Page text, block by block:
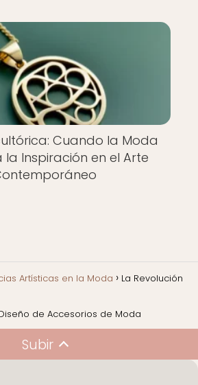
Cuando la Moda
la Inspiración en el Arte
Artísticas en la Moda La Revolución
de Accesorios de Moda
Subir